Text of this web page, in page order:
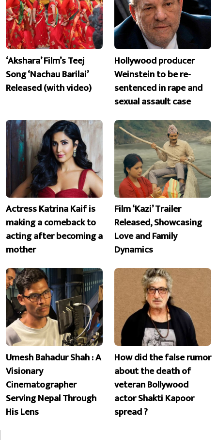
‘Akshara’ Film’s Teej
Song ‘Nachau Barilai’
Released (with video)
Hollywood producer
Weinstein to be re-
sentenced in rape and
sexual assault case
Actress Katrina Kaif is
making a comeback to
acting after becoming a
mother
Film ‘Kazi’ Trailer
Released, Showcasing
Love and Family
Dynamics
Umesh Bahadur Shah : A
Visionary
Cinematographer
Serving Nepal Through
His Lens
How did the false rumor
about the death of
veteran Bollywood
actor Shakti Kapoor
spread ?